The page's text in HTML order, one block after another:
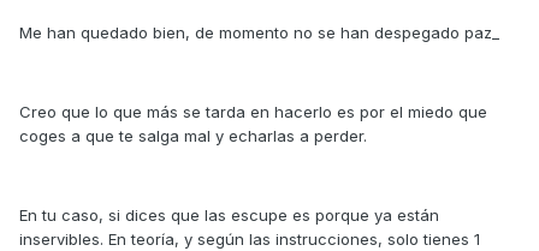
Me han quedado bien, de momento no se han despegado paz_
Creo que lo que más se tarda en hacerlo es por el miedo que
coges a que te salga mal y echarlas a perder.
En tu caso, si dices que las escupe es porque ya están
inservibles. En teoría, y según las instrucciones, solo tienes 1